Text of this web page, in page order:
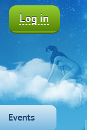
Log in
Events